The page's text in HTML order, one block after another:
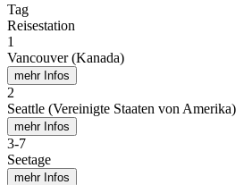
Tag
Reisestation
1
Vancouver (Kanada)
mehr Infos
2
Seattle (Vereinigte Staaten von Amerika)
mehr Infos
3-7
Seetage
mehr Infos